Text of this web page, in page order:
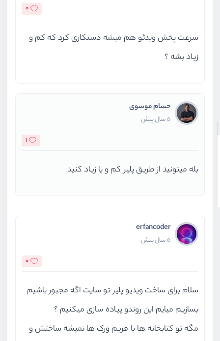
0
سرعت پخش ویدئو هم میشه دستکاری کرد که کم و
زیاد بشه ؟
حسام موسوی
5 سال پیش
1
بله میتونید از طریق پلیر کم و یا زیاد کنید
erfancoder
5 سال پیش
0
سلام برای ساخت ویدیو پلیر تو سایت اگه مجبور باشیم
بسازیم میایم این روندو پیاده سازی میکنیم ؟
مگه تو کتابخانه ها یا فریم ورک ها نمیشه ساختش و